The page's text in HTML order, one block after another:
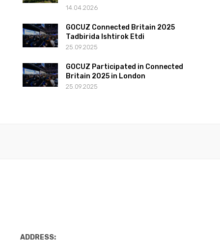
14.04.2026
GOCUZ Connected Britain 2025
Tadbirida Ishtirok Etdi
25.09.2025
GOCUZ Participated in Connected
Britain 2025 in London
25.09.2025
ADDRESS: